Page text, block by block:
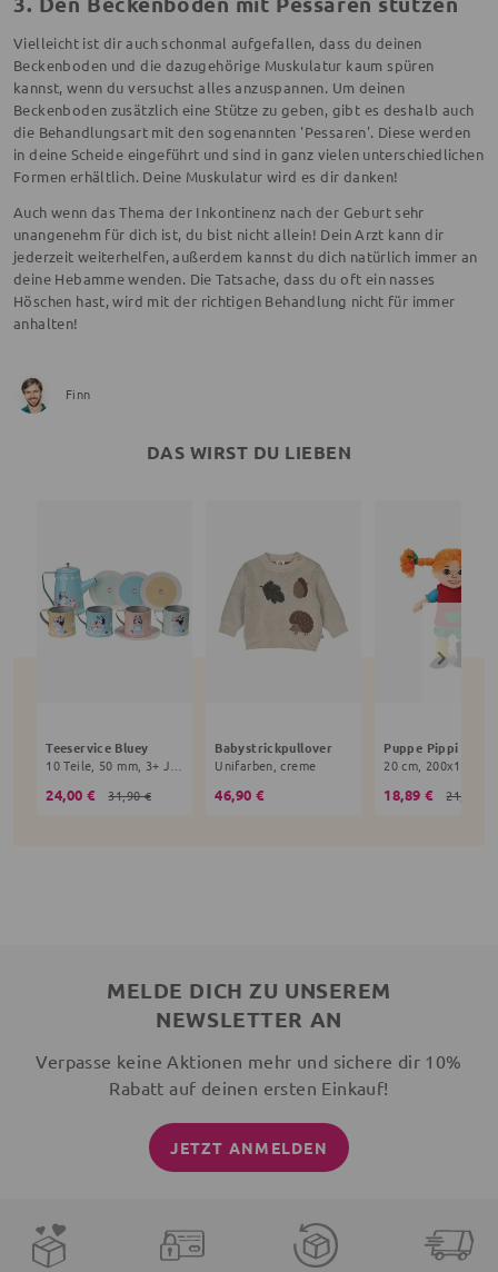
Vielleicht ist dir auch schonmal aufgefallen, dass du deinen
Beckenboden und die dazugehörige Muskulatur kaum spüren
kannst, wenn du versuchst alles anzuspannen. Um deinen
Beckenboden zusätzlich eine Stütze zu geben, gibt es deshalb auch
die Behandlungsart mit den sogenannten 'Pessaren'. Diese werden
in deine Scheide eingeführt und sind in ganz vielen unterschiedlichen
Formen erhältlich. Deine Muskulatur wird es dir danken!
Auch wenn das Thema der Inkontinenz nach der Geburt sehr
unangenehm für dich ist, du bist nicht allein! Dein Arzt kann dir
jederzeit weiterhelfen, außerdem kannst du dich natürlich immer an
deine Hebamme wenden. Die Tatsache, dass du oft ein nasses
Höschen hast, wird mit der richtigen Behandlung nicht für immer
anhalten!
Finn
DAS WIRST DU LIEBEN
Teeservice Bluey
10 Teile, 50 mm, 3+ Jahre, bunt
24,00 € 31,90 €
Babystrickpullover
Unifarben, creme
46,90 € 18,89 € 21,90 €
MELDE DICH ZU UNSEREM
NEWSLETTER AN
Verpasse keine Aktionen mehr und sichere dir 10%
Rabatt auf deinen ersten Einkauf!
JETZT ANMELDEN